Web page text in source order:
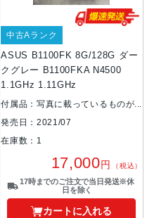
ASUS B1100FK 8G/128G ダー
クグレー B1100FKA N4500
1.1GHz 1.11GHz
中古Aランク
付属品：写真に載っているものが
全てです
発売日：2021/07
在庫数：1
17,000円 （税込）
17時までのご注文で当日発送※休
日を除く
カートに入れる